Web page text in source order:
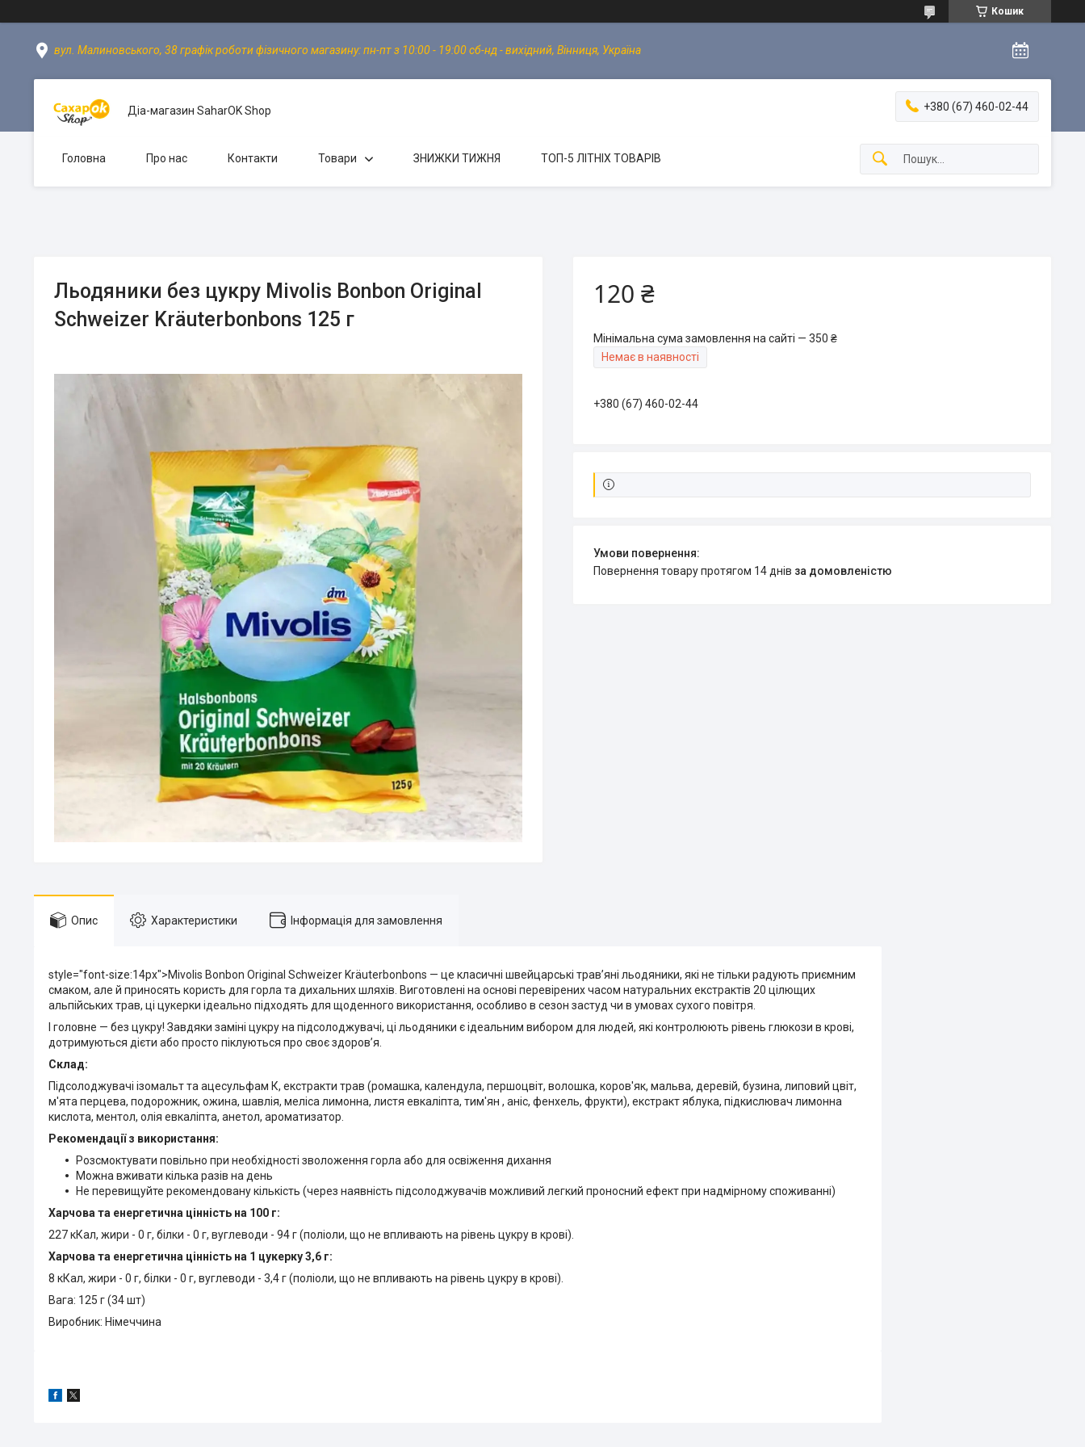
Кошик
вул. Малиновського, 38 графік роботи фізичного магазину: пн-пт з 10:00 - 19:00 сб-нд - вихідний, Вінниця, Україна
Діа-магазин SaharOK Shop +380 (67) 460-02-44
Головна Про нас Контакти Товари ЗНИЖКИ ТИЖНЯ ТОП-5 ЛІТНІХ ТОВАРІВ
Льодяники без цукру Mivolis Bonbon Original
Schweizer Kräuterbonbons 125 г
120 ₴
Мінімальна сума замовлення на сайті — 350 ₴
Немає в наявності
+380 (67) 460-02-44
повернення товару протягом 14 днів за домовленістю
Опис Характеристики Інформація для замовлення
style="font-size:14px">Mivolis Bonbon Original Schweizer Kräuterbonbons — це класичні швейцарські трав’яні льодяники, які не тільки радують приємним
смаком, але й приносять користь для горла та дихальних шляхів. Виготовлені на основі перевірених часом натуральних екстрактів 20 цілющих
альпійських трав, ці цукерки ідеально підходять для щоденного використання, особливо в сезон застуд чи в умовах сухого повітря.
І головне — без цукру! Завдяки заміні цукру на підсолоджувачі, ці льодяники є ідеальним вибором для людей, які контролюють рівень глюкози в крові,
дотримуються дієти або просто піклуються про своє здоров’я.
Склад:
Підсолоджувачі ізомальт та ацесульфам К, екстракти трав (ромашка, календула, першоцвіт, волошка, коров'як, мальва, деревій, бузина, липовий цвіт,
м'ята перцева, подорожник, ожина, шавлія, меліса лимонна, листя евкаліпта, тим'ян , аніс, фенхель, фрукти), екстракт яблука, підкислювач лимонна
кислота, ментол, олія евкаліпта, анетол, ароматизатор.
Рекомендації з використання:
Розсмоктувати повільно при необхідності зволоження горла або для освіження дихання
Можна вживати кілька разів на день
Не перевищуйте рекомендовану кількість (через наявність підсолоджувачів можливий легкий проносний ефект при надмірному споживанні)
Харчова та енергетична цінність на 100 г:
227 кКал, жири - 0 г, білки - 0 г, вуглеводи - 94 г (поліоли, що не впливають на рівень цукру в крові).
Харчова та енергетична цінність на 1 цукерку 3,6 г:
8 кКал, жири - 0 г, білки - 0 г, вуглеводи - 3,4 г (поліоли, що не впливають на рівень цукру в крові).
Вага: 125 г (34 шт)
Виробник: Німеччина